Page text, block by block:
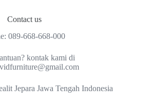
Contact us
089-668-668-000
kontak kami di
Jepara Jawa Tengah Indonesia